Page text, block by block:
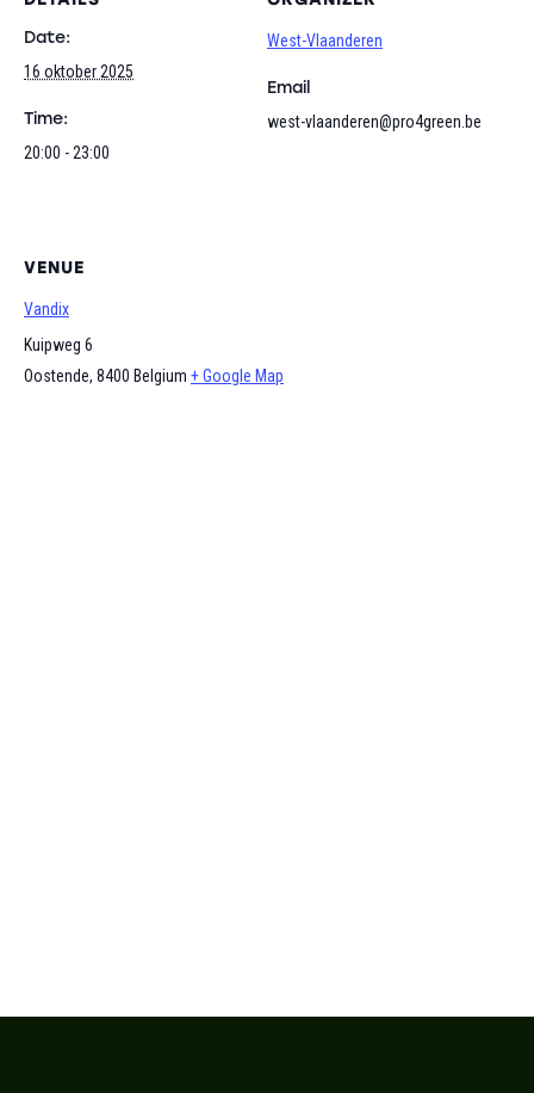
Date:
16 oktober 2025
Time:
20:00 - 23:00
West-Vlaanderen
Email
west-vlaanderen@pro4green.be
VENUE
Vandix
Kuipweg 6
Oostende, 8400 Belgium + Google Map